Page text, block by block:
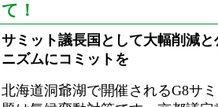
て！
サミット議長国として大幅削減
ニズムにコミットを
北海道洞爺湖で開催されるG8サ